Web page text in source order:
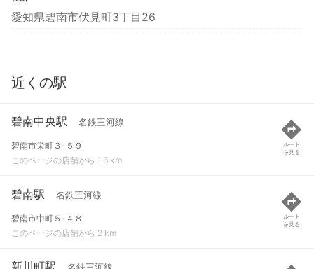
愛知県碧南市伏見町3丁目26
近くの駅
碧南中央駅 名鉄三河線
碧南市栄町３-５９
このページの店舗から 1.6 km
ルート
を見る
碧南駅 名鉄三河線
碧南市中町５-４８
このページの店舗から 2 km
ルート
を見る
新川町駅